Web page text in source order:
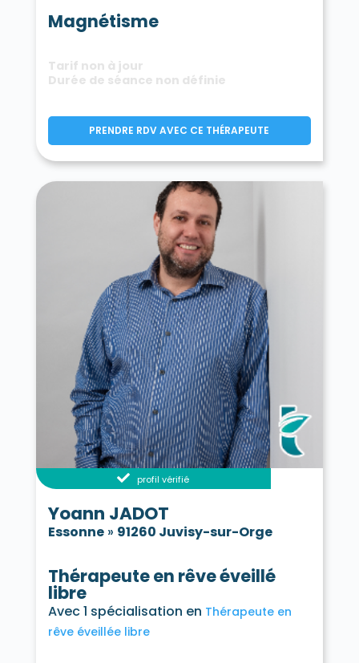
Magnétisme
Tarif non à jour
Durée de séance non définie
PRENDRE RDV AVEC CE THÉRAPEUTE
profil vérifié
Yoann JADOT
Essonne» 91260 Juvisy-sur-Orge
Thérapeute en rêve éveillé
libre
Avec 1 spécialisation en Thérapeute en
rêve éveillée libre